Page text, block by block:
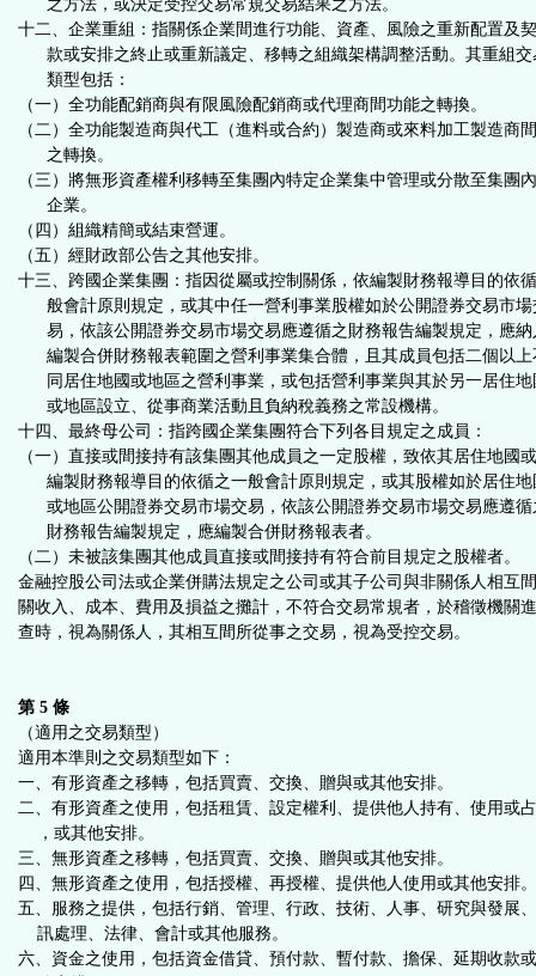
之方法，或決定受控交易常規交易結果之方法。
十二、企業重組：指關係企業間進行功能、資產、風險之重新配置及
款或安排之終止或重新議定、移轉之組織架構調整活動。其重組交
類型包括：
（一）全功能配銷商與有限風險配銷商或代理商間功能之轉換。
（二）全功能製造商與代工（進料或合約）製造商或來料加工製造商
之轉換。
（三）將無形資產權利移轉至集團內特定企業集中管理或分散至集團
企業。
（四）組織精簡或結束營運。
（五）經財政部公告之其他安排。
十三、跨國企業集團：指因從屬或控制關係，依編製財務報導目的依
般會計原則規定，或其中任一營利事業股權如於公開證券交易市場
易，依該公開證券交易市場交易應遵循之財務報告編製規定，應納
編製合併財務報表範圍之營利事業集合體，且其成員包括二個以上
同居住地國或地區之營利事業，或包括營利事業與其於另一居住地
或地區設立、從事商業活動且負納稅義務之常設機構。
十四、最終母公司：指跨國企業集團符合下列各目規定之成員：
（一）直接或間接持有該集團其他成員之一定股權，致依其居住地國
編製財務報導目的依循之一般會計原則規定，或其股權如於居住地
或地區公開證券交易市場交易，依該公開證券交易市場交易應遵循
財務報告編製規定，應編製合併財務報表者。
（二）未被該集團其他成員直接或間接持有符合前目規定之股權者。
金融控股公司法或企業併購法規定之公司或其子公司與非關係人相互
關收入、成本、費用及損益之攤計，不符合交易常規者，於稽徵機關
查時，視為關係人，其相互間所從事之交易，視為受控交易。
第 5 條
（適用之交易類型）
適用本準則之交易類型如下：
一、有形資產之移轉，包括買賣、交換、贈與或其他安排。
二、有形資產之使用，包括租賃、設定權利、提供他人持有、使用或
，或其他安排。
三、無形資產之移轉，包括買賣、交換、贈與或其他安排。
四、無形資產之使用，包括授權、再授權、提供他人使用或其他安排。
五、服務之提供，包括行銷、管理、行政、技術、人事、研究與發展
訊處理、法律、會計或其他服務。
六、資金之使用，包括資金借貸、預付款、暫付款、擔保、延期收款